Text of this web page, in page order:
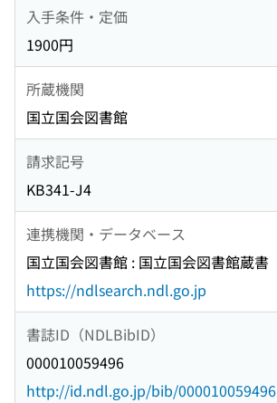
入手条件・定価
1900円
所蔵機関
国立国会図書館
請求記号
KB341-J4
連携機関・データベース
国立国会図書館 : 国立国会図書館蔵書
https://ndlsearch.ndl.go.jp
書誌ID（NDLBibID）
000010059496
http://id.ndl.go.jp/bib/000010059496